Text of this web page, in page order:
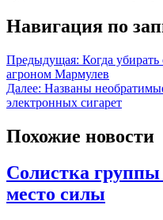
Навигация по
Предыдущая: Когда убирать
агроном Мармулев
Далее: Названы
электронных сигарет
Похожие новости
Солистка
место силы